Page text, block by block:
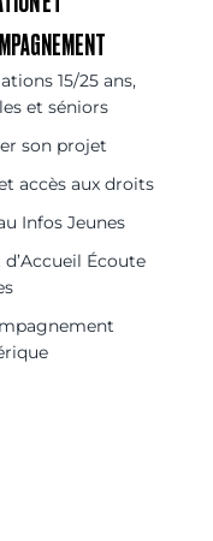
15/25 ans,
et séniors
son projet
accès aux droits
Infos Jeunes
Écoute